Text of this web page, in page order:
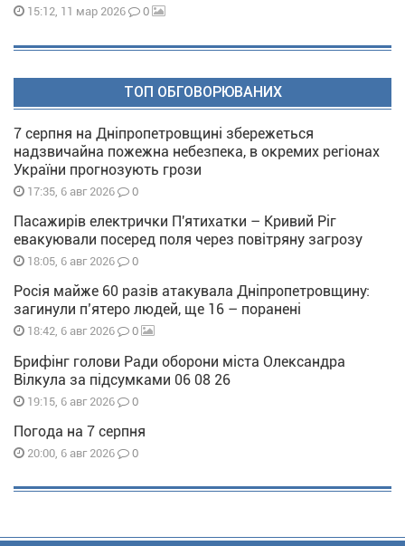
15:12, 11 мар 2026 0
ТОП ОБГОВОРЮВАНИХ
7 серпня на Дніпропетровщині збережеться
надзвичайна пожежна небезпека, в окремих регіонах
України прогнозують грози
17:35, 6 авг 2026 0
Пасажирів електрички П'ятихатки – Кривий Ріг
евакуювали посеред поля через повітряну загрозу
18:05, 6 авг 2026 0
Росія майже 60 разів атакувала Дніпропетровщину:
загинули п’ятеро людей, ще 16 – поранені
18:42, 6 авг 2026 0
Брифінг голови Ради оборони міста Олександра
Вілкула за підсумками 06 08 26
19:15, 6 авг 2026 0
Погода на 7 серпня
20:00, 6 авг 2026 0